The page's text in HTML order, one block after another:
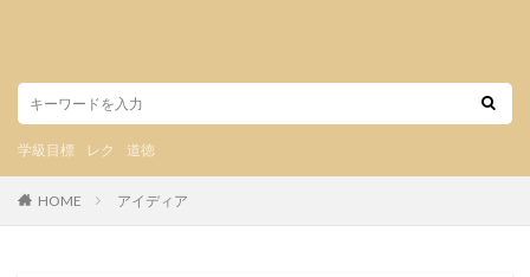
学級目標 レク 道徳
HOME アイディア